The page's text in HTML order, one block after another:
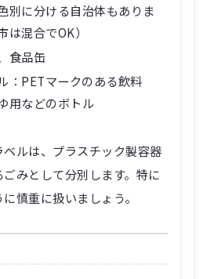
別に分ける自治体もありま
は混合でOK）
食品缶
：PETマークのある飲料
用などのボトル
ルは、プラスチック製容器
みとして分別します。特に
慎重に扱いましょう。